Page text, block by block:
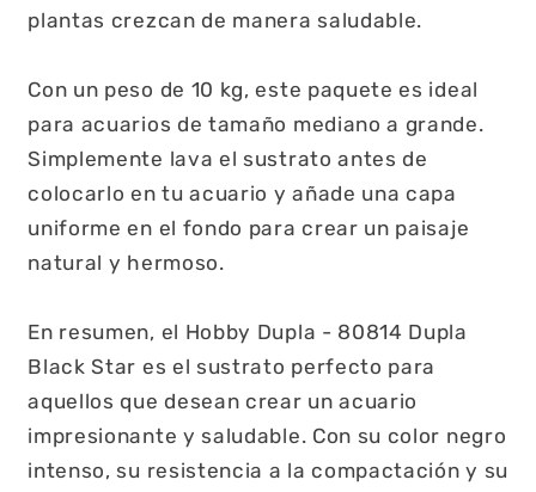
plantas crezcan de manera saludable.
Con un peso de 10 kg, este paquete es ideal
para acuarios de tamaño mediano a grande.
Simplemente lava el sustrato antes de
colocarlo en tu acuario y añade una capa
uniforme en el fondo para crear un paisaje
natural y hermoso.
En resumen, el Hobby Dupla - 80814 Dupla
Black Star es el sustrato perfecto para
aquellos que desean crear un acuario
impresionante y saludable. Con su color negro
intenso, su resistencia a la compactación y su